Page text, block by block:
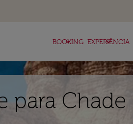
BOOKING
keyboard_arrow_down EXPERIÊNCIA
keyboard_arrow_down
para Chade